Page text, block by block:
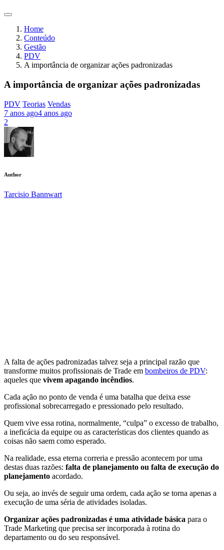
Home
Conteúdo
Gestão
PDV
A importância de organizar ações padronizadas
A importância de organizar ações padronizadas
PDV Teorias Vendas
7 anos ago4 anos ago
2
Author
Tarcisio Bannwart
A falta de ações padronizadas talvez seja a principal razão que
transforme muitos profissionais de Trade em bombeiros de PDV:
aqueles que vivem apagando incêndios.
Cada ação no ponto de venda é uma batalha que deixa esse
profissional sobrecarregado e pressionado pelo resultado.
Quem vive essa rotina, normalmente, “culpa” o excesso de trabalho,
a ineficácia da equipe ou as características dos clientes quando as
coisas não saem como esperado.
Na realidade, essa eterna correria e pressão acontecem por uma
destas duas razões: falta de planejamento ou falta de execução do
planejamento acordado.
Ou seja, ao invés de seguir uma ordem, cada ação se torna apenas a
execução de uma séria de atividades isoladas.
Organizar ações padronizadas é uma atividade básica para o
Trade Marketing que precisa ser incorporada à rotina do
departamento ou do seu responsável.